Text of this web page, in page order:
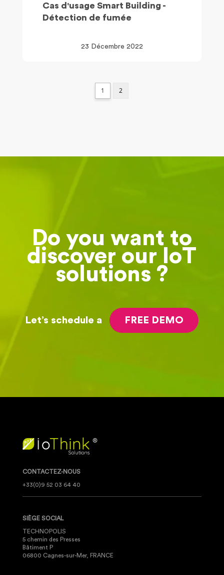
Cas d'usage Smart Building -
Détection de fumée
23 Décembre 2022
1 2
Do you want to
discover our IoT
solutions ?
Let’s schedule a FREE DEMO
CONTACTEZ-NOUS
+33(0)9 52 03 64 40
SIÈGE SOCIAL
TECHNOPOLIS
5 chemin des Presses
Bâtiment P
06800 Cagnes-sur-Mer, FRANCE